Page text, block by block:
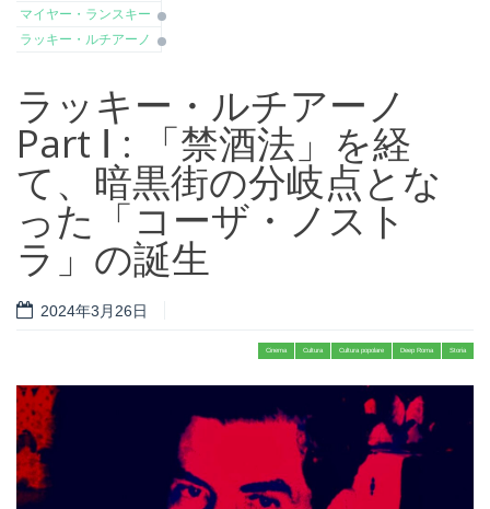
マイヤー・ランスキー
ラッキー・ルチアーノ
ラッキー・ルチアーノ
Part Ⅰ : 「禁酒法」を経
て、暗黒街の分岐点とな
った「コーザ・ノスト
ラ」の誕生
2024年3月26日
Cinema Cultura Cultura popolare Deep Roma Storia